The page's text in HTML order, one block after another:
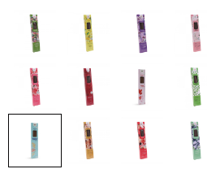
BENUTZERKONTO